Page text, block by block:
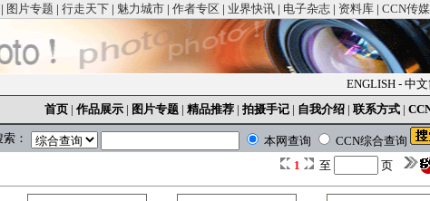
| 图片专题 | 行走天下 | 魅力城市 | 作者专区 | 业界快讯 | 电子杂志 | 资料库 | CCN传
ENGLISH - 中
首页 | 作品展示 | 图片专题 | 精品推荐 | 拍摄手记 | 自我介绍 | 联系方式 |
： 本网查询
CCN综合查询
1 至 页